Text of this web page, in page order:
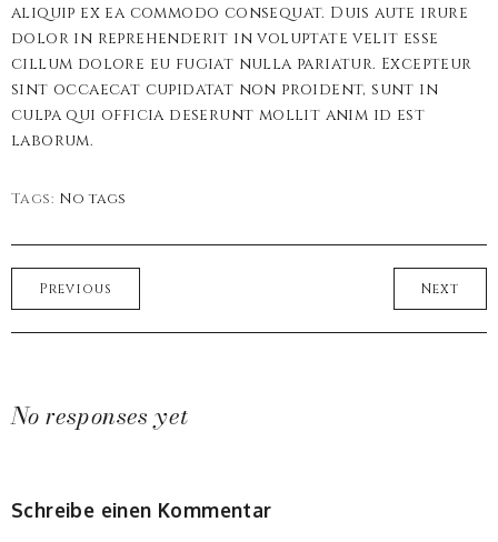
aliquip ex ea commodo consequat. Duis aute irure
dolor in reprehenderit in voluptate velit esse
cillum dolore eu fugiat nulla pariatur. Excepteur
sint occaecat cupidatat non proident, sunt in
culpa qui officia deserunt mollit anim id est
laborum.
Tags: No tags
Previous Next
No responses yet
Schreibe einen Kommentar